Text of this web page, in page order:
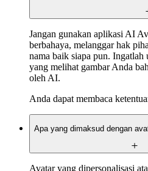
Jangan gunakan aplikasi AI
berbahaya, melanggar hak
nama baik siapa pun. Ingatlah
yang melihat gambar Anda
oleh AI.
Anda dapat membaca
Apa yang dimaksud dengan
Avatar yang dipersonalisasi